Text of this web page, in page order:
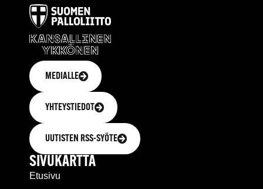
MEDIALLE
YHTEYSTIEDOT
UUTISTEN RSS-SYÖTE
SIVUKARTTA
Etusivu